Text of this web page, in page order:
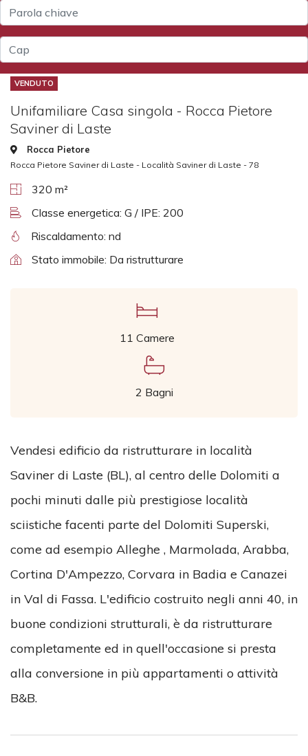
VENDUTO
Unifamiliare Casa singola - Rocca Pietore
Saviner di Laste
Rocca Pietore
Rocca Pietore Saviner di Laste - Località Saviner di Laste - 78
320 m²
Classe energetica: G / IPE: 200
Riscaldamento: nd
Stato immobile: Da ristrutturare
11 Camere
2 Bagni
Vendesi edificio da ristrutturare in località
Saviner di Laste (BL), al centro delle Dolomiti a
pochi minuti dalle più prestigiose località
sciistiche facenti parte del Dolomiti Superski,
come ad esempio Alleghe , Marmolada, Arabba,
Cortina D'Ampezzo, Corvara in Badia e Canazei
in Val di Fassa. L'edificio costruito negli anni 40, in
buone condizioni strutturali, è da ristrutturare
completamente ed in quell'occasione si presta
alla conversione in più appartamenti o attività
B&B.